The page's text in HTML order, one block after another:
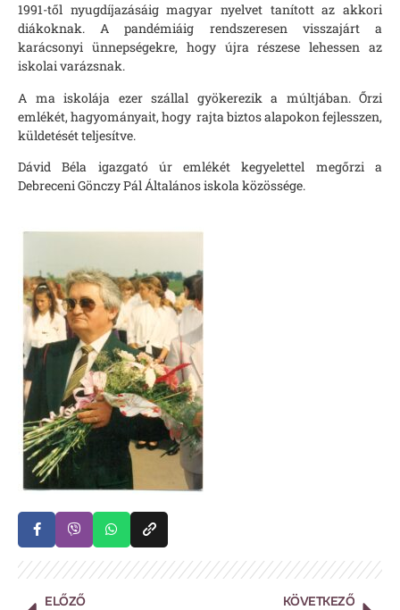
1991-től nyugdíjazásáig magyar nyelvet tanított az akkori
diákoknak. A pandémiáig rendszeresen visszajárt a
karácsonyi ünnepségekre, hogy újra részese lehessen az
iskolai varázsnak.
A ma iskolája ezer szállal gyökerezik a múltjában. Őrzi
emlékét, hagyományait, hogy rajta biztos alapokon fejlesszen,
küldetését teljesítve.
Dávid Béla igazgató úr emlékét kegyelettel megőrzi a
Debreceni Gönczy Pál Általános iskola közössége.
ELŐZŐ KÖVETKEZŐ